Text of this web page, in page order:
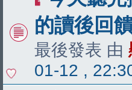
的讀後回
最後發表 由
01-12 ,